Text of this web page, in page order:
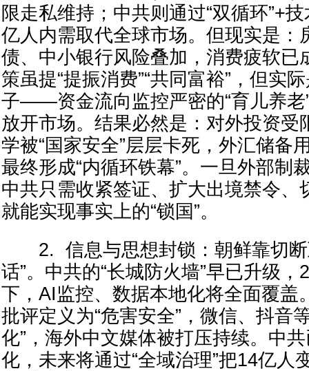
限走私维持；中共则通过“双循环”+
亿人内需取代全球市场。但现实是：
债、中小银行风险叠加，消费疲软已
策虽提“提振消费”“共同富裕”，但实
子——资金流向监控严密的“育儿养老
放开市场。结果必然是：对外投资受
学被“国家安全”层层卡死，外汇储备
最终形成“内循环铁幕”。一旦外部制
中共只需收紧签证、扩大出境禁令、
就能实现事实上的“锁国”。
2. 信息与思想封锁：朝鲜靠切断
话”。中共的“长城防火墙”早已升级
下，AI监控、数据本地化将全面覆盖
批评定义为“危害安全”，微信、抖音
化”，海外中文媒体被打压持续。中
化，未来将通过“全域治理”把14亿人